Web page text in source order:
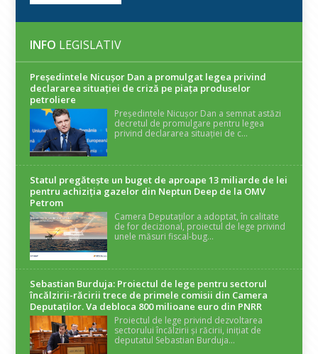
INFO LEGISLATIV
Președintele Nicuşor Dan a promulgat legea privind
declararea situaţiei de criză pe piaţa produselor
petroliere
Președintele Nicușor Dan a semnat astăzi
decretul de promulgare pentru legea
privind declararea situației de c...
Statul pregătește un buget de aproape 13 miliarde de lei
pentru achiziția gazelor din Neptun Deep de la OMV
Petrom
Camera Deputaților a adoptat, în calitate
de for decizional, proiectul de lege privind
unele măsuri fiscal-bug...
Sebastian Burduja: Proiectul de lege pentru sectorul
încălzirii-răcirii trece de primele comisii din Camera
Deputaților. Va debloca 800 milioane euro din PNRR
Proiectul de lege privind dezvoltarea
sectorului încălzirii și răcirii, inițiat de
deputatul Sebastian Burduja...